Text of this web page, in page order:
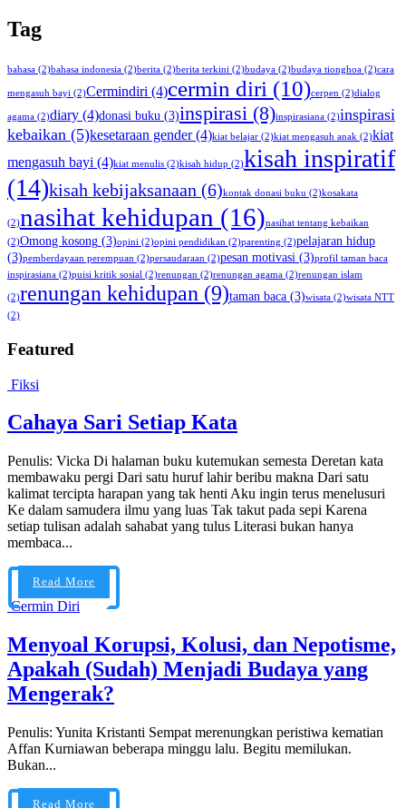
Tag
bahasa (2)bahasa indonesia (2)berita (2)berita terkini (2)budaya (2)budaya tionghoa (2)cara
mengasuh bayi (2)Cermindiri (4)cermin diri (10)cerpen (2)dialog
agama (2)diary (4)donasi buku (3)inspirasi (8)inspirasiana (2)inspirasi
kebaikan (5)kesetaraan gender(4)kiat belajar (2)kiat mengasuh anak (2)kiat
mengasuh bayi (4)kiat menulis (2)kisah hidup (2)kisah inspiratif
(14)kisah kebijaksanaan (6)kontak donasi buku (2)kosakata
(2)nasihat kehidupan (16)nasihat tentang kebaikan
(2)Omong kosong (3)opini (2)opini pendidikan (2)parenting (2)pelajaran hidup
(3)pemberdayaan perempuan (2)persaudaraan (2)pesan motivasi (3)profil taman baca
inspirasiana (2)puisi kritik sosial (2)renungan (2)renungan agama (2)renungan islam
(2)renungan kehidupan (9)taman baca (3)wisata (2)wisata NTT
(2)
Featured
Fiksi
Cahaya Sari Setiap Kata
Penulis: Vicka Di halaman buku kutemukan semesta Deretan kata
membawaku pergi Dari satu huruf lahir beribu makna Dari satu
kalimat tercipta harapan yang tak henti Aku ingin terus menelusuri
Ke dalam samudera ilmu yang luas Tak takut pada sepi Karena
setiap tulisan adalah sahabat yang tulus Literasi bukan hanya
membaca...
Read More
Cermin Diri
Menyoal Korupsi, Kolusi, dan Nepotisme,
Apakah (Sudah) Menjadi Budaya yang
Mengerak?
Penulis: Yunita Kristanti Sempat merenungkan peristiwa kematian
Affan Kurniawan beberapa minggu lalu. Begitu memilukan.
Bukan...
Read More